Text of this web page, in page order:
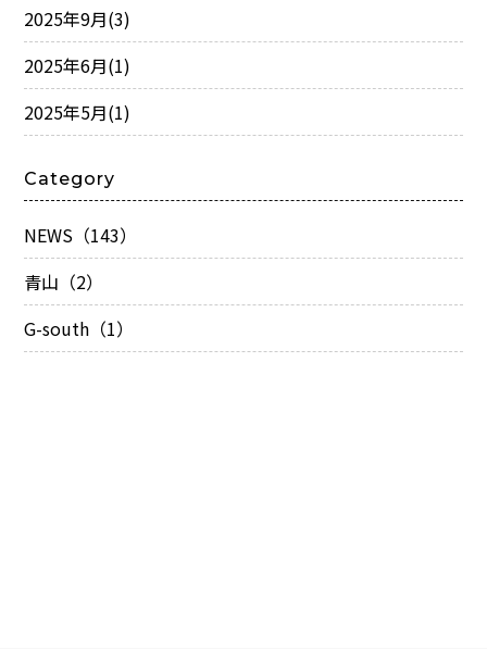
2025年9月(3)
2025年6月(1)
2025年5月(1)
Category
NEWS（143）
青山（2）
G-south（1）